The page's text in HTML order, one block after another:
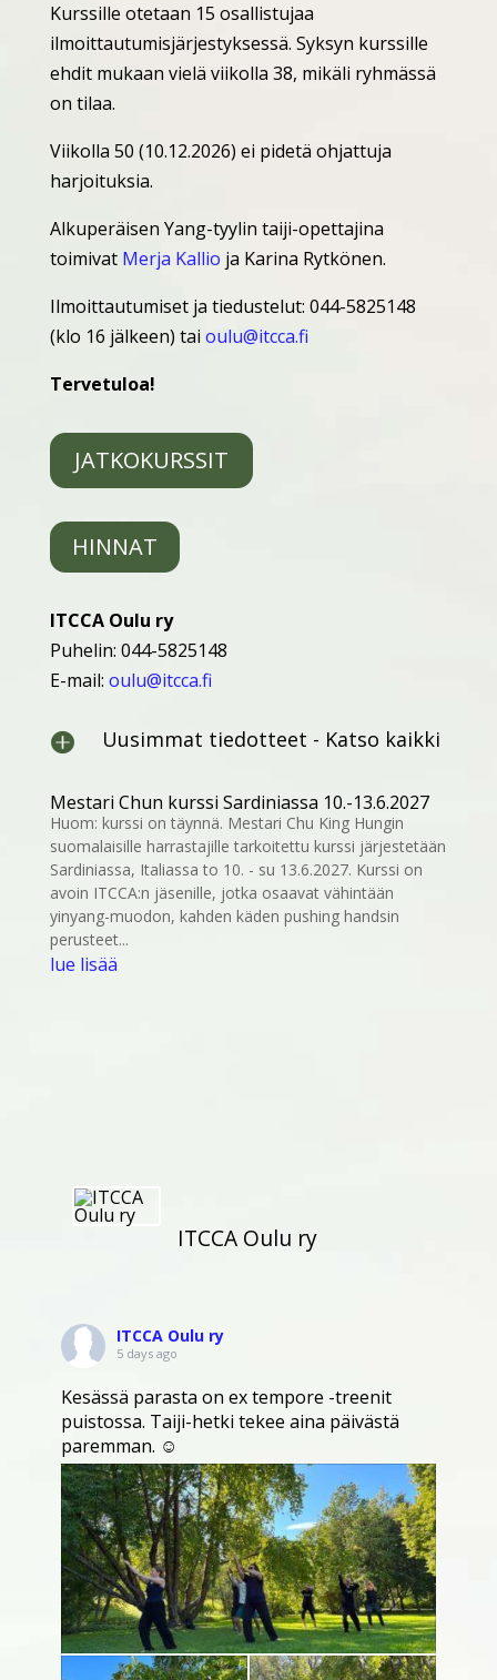
Kurssille otetaan 15 osallistujaa
ilmoittautumisjärjestyksessä. Syksyn kurssille
ehdit mukaan vielä viikolla 38, mikäli ryhmässä
on tilaa.
Viikolla 50 (10.12.2026) ei pidetä ohjattuja
harjoituksia.
Alkuperäisen Yang-tyylin taiji-opettajina
toimivat Merja Kallio ja Karina Rytkönen.
Ilmoittautumiset ja tiedustelut: 044-5825148
(klo 16 jälkeen) tai oulu@itcca.fi
Tervetuloa!
JATKOKURSSIT
HINNAT
ITCCA Oulu ry
Puhelin: 044-5825148
E-mail: oulu@itcca.fi
 Uusimmat tiedotteet - Katso kaikki
Mestari Chun kurssi Sardiniassa 10.-13.6.2027
Huom: kurssi on täynnä. Mestari Chu King Hungin
suomalaisille harrastajille tarkoitettu kurssi järjestetään
Sardiniassa, Italiassa to 10. - su 13.6.2027. Kurssi on
avoin ITCCA:n jäsenille, jotka osaavat vähintään
yinyang-muodon, kahden käden pushing handsin
perusteet...
lue lisää
ITCCA Oulu ry
ITCCA Oulu ry
5 days ago
Kesässä parasta on ex tempore -treenit
puistossa. Taiji-hetki tekee aina päivästä
paremman. ☺️